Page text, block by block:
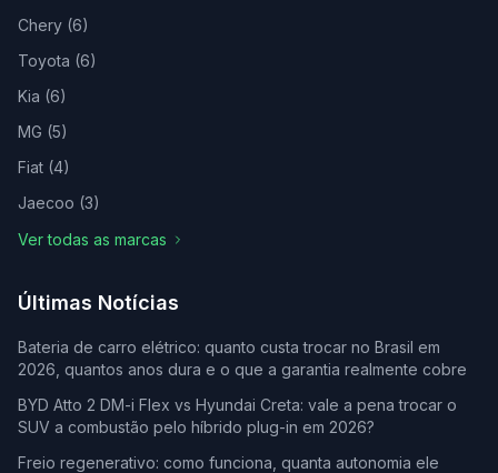
Chery (6)
Toyota (6)
Kia (6)
MG (5)
Fiat (4)
Jaecoo (3)
Ver todas as marcas
Últimas Notícias
Bateria de carro elétrico: quanto custa trocar no Brasil em
2026, quantos anos dura e o que a garantia realmente cobre
BYD Atto 2 DM-i Flex vs Hyundai Creta: vale a pena trocar o
SUV a combustão pelo híbrido plug-in em 2026?
Freio regenerativo: como funciona, quanta autonomia ele